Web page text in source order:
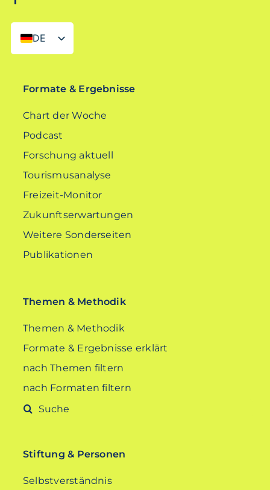
DE
EN
Formate & Ergebnisse
Chart der Woche
Podcast
Forschung aktuell
Tourismusanalyse
Freizeit-Monitor
Zukunftserwartungen
Weitere Sonderseiten
Publikationen
Themen & Methodik
Themen & Methodik
Formate & Ergebnisse erklärt
nach Themen filtern
nach Formaten filtern
Suche
Stiftung & Personen
Selbstverständnis